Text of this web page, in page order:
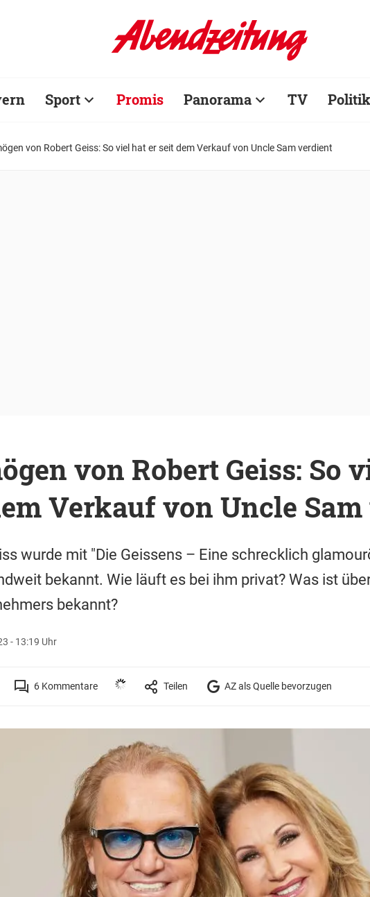
Sport Promis Panorama TV Politik
von Robert Geiss: So viel hat er seit dem Verkauf von Uncle Sam verdient
von Robert Geiss: So
Verkauf von Uncle
wurde mit "Die Geissens – Eine schrecklich
bekannt. Wie läuft es bei ihm privat? Was ist
bekannt?
- 13:19 Uhr
6Kommentare Teilen AZ als Quelle bevorzugen